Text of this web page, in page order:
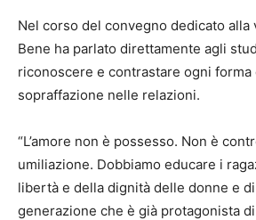
Nel corso del convegno dedicato alla
Bene ha parlato direttamente agli
riconoscere e contrastare ogni
sopraffazione nelle relazioni.
“L’amore non è possesso. Non è
umiliazione. Dobbiamo educare i
libertà e della dignità delle donne e di
generazione che è già protagonista